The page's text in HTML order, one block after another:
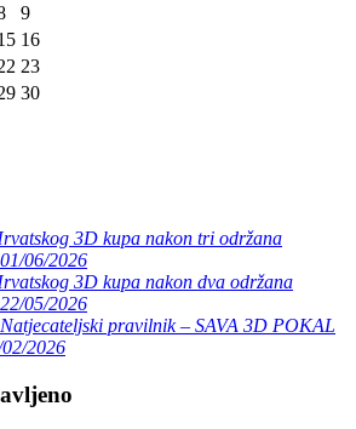
9
16
23
30
3D kupa nakon tri održana
01/06/2026
3D kupa nakon dva održana
22/05/2026
pravilnik – SAVA 3D POKAL
2026